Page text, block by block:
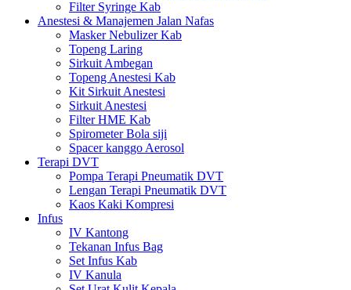
Filter Syringe Kab
Anestesi & Manajemen Jalan Nafas
Masker Nebulizer Kab
Topeng Laring
Sirkuit Ambegan
Topeng Anestesi Kab
Kit Sirkuit Anestesi
Sirkuit Anestesi
Filter HME Kab
Spirometer Bola siji
Spacer kanggo Aerosol
Terapi DVT
Pompa Terapi Pneumatik DVT
Lengan Terapi Pneumatik DVT
Kaos Kaki Kompresi
Infus
IV Kantong
Tekanan Infus Bag
Set Infus Kab
IV Kanula